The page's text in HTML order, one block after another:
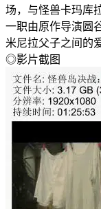
场，与怪兽卡玛库
一职由原作导演圆
米尼拉父子之间的
◎影片截图